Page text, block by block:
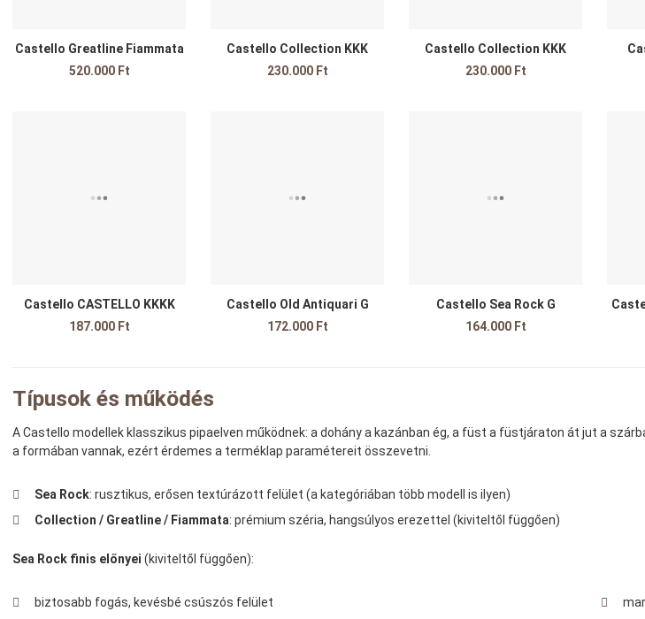
Castello Greatline Fiammata
520.000 Ft
Castello Collection KKK
230.000 Ft
Castello Collection KKK
230.000 Ft
Castello CASTELLO KKKK
187.000 Ft
Castello Old Antiquari G
172.000 Ft
Castello Sea Rock G
164.000 Ft
Típusok és működés
A Castello modellek klasszikus pipaelven működnek: a dohány a kazánban ég, a füst a füstjáraton át jut a
a formában vannak, ezért érdemes a terméklap paramétereit összevetni.
Sea Rock: rusztikus, erősen textúrázott felület (a kategóriában több modell is ilyen)
Collection / Greatline / Fiammata: prémium széria, hangsúlyos erezettel (kiviteltől függően)
Sea Rock finis előnyei (kiviteltől függően):
biztosabb fogás, kevésbé csúszós felület